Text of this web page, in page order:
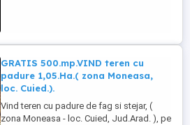
GRATIS 500.mp.VIND teren cu
padure 1,05.Ha.( zona Moneasa,
loc. Cuied.).
Vind teren cu padure de fag si stejar, (
zona Moneasa - loc. Cuied, Jud.Arad. ), pe